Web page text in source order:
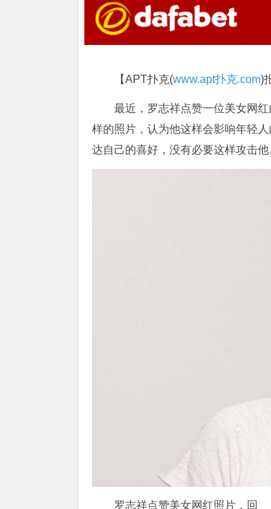
【APT扑克(www.apt扑克.com)
最近，罗志祥点赞一位美女网
样的照片，认为他这样会影响年轻
达自己的喜好，没有必要这样攻击他
罗志祥点赞美女网红照片，回